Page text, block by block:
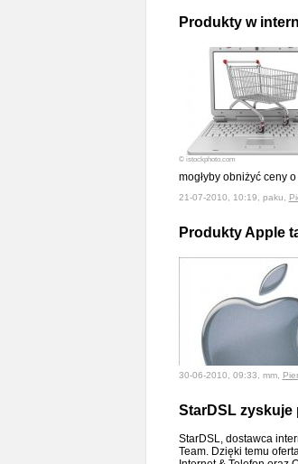
Produkty w
© istockphoto.com
mogłyby obniżyć ceny
21-07-2010, 10:19, paku,
Produkty Apple
30-06-2010, 09:33, mm,
StarDSL
StarDSL, dostawca
Team. Dzięki temu